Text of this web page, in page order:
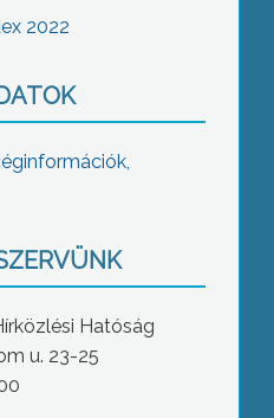
2022
Hatóság
u. 23-25